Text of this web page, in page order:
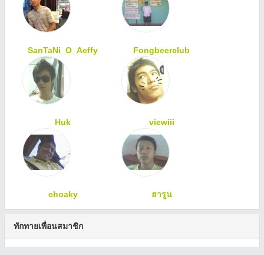
SanTaNi_O_Aeffy Fongbeerclub
Huk viewiii
choaky ฮารูน
ทักทายเพื่อนสมาชิก